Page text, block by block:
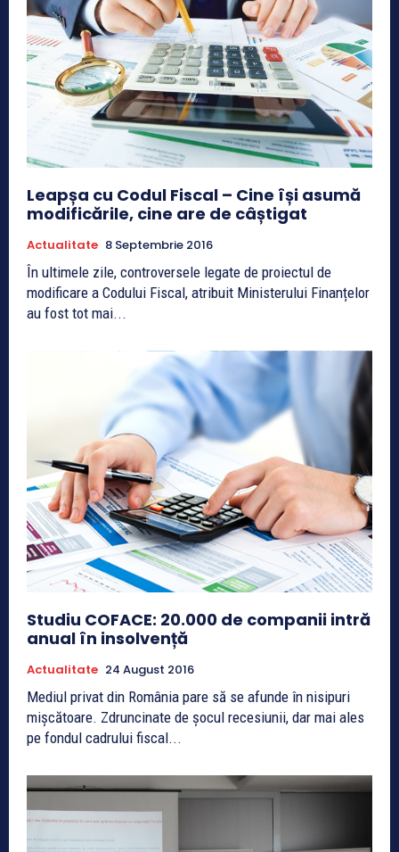
Leapșa cu Codul Fiscal – Cine își asumă
modificările, cine are de câștigat
Actualitate 8 Septembrie 2016
În ultimele zile, controversele legate de proiectul de
modificare a Codului Fiscal, atribuit Ministerului Finanțelor
au fost tot mai...
Studiu COFACE: 20.000 de companii intră
anual în insolvență
Actualitate 24 August 2016
Mediul privat din România pare să se afunde în nisipuri
mișcătoare. Zdruncinate de șocul recesiunii, dar mai ales
pe fondul cadrului fiscal...